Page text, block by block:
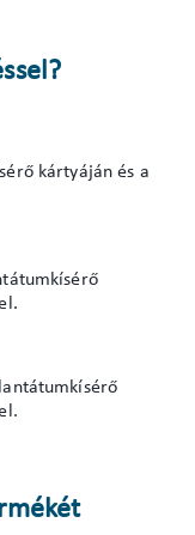
kártyáján és a